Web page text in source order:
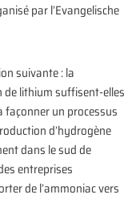
par l’Evangelische
suivante : la
de lithium suffisent-elles
un processus
d’hydrogène
dans le sud de
entreprises
de l’ammoniac vers